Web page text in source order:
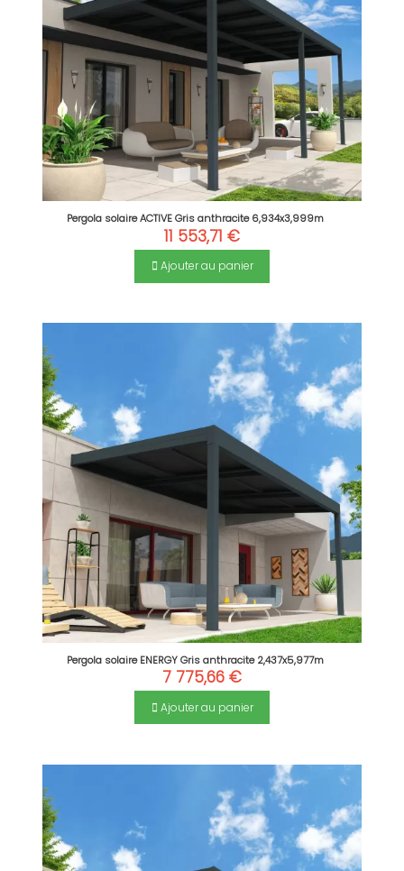
Pergola solaire ACTIVE Gris anthracite 6,934x3,999m
11 553,71 €
Ajouter au panier
Pergola solaire ENERGY Gris anthracite 2,437x5,977m
7 775,66 €
Ajouter au panier